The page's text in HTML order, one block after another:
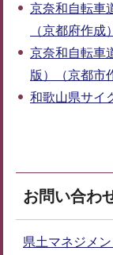
京奈和自転車
（京都府作成）
京奈和自転車
版）（京都市
和歌山県サイ
お問い合わ
県土マネジメ